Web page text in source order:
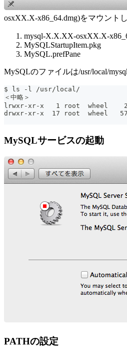
osxXX.X-x86_64.dmg)をマウント
mysql-X.X.XX-osxXX.X-
MySQLStartupItem.pkg
MySQL.prefPane
MySQLのファイルは/usr/local/
$ ls -l /usr/local/
＜中略＞
lrwxr-xr-x   1 root  wheel    27
drwxr-xr-x  17 root  wheel
MySQLサービスの起動
PATHの設定